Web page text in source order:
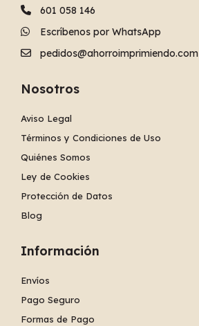
601 058 146
Escríbenos por WhatsApp
pedidos@ahorroimprimiendo.com
Nosotros
Aviso Legal
Términos y Condiciones de Uso
Quiénes Somos
Ley de Cookies
Protección de Datos
Blog
Información
Envíos
Pago Seguro
Formas de Pago